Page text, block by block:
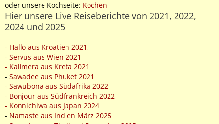
oder unsere Kochseite: Kochen
Hier unsere Live Reiseberichte von 2021, 2022,
2024 und 2025
- Hallo aus Kroatien 2021 ,
- Servus aus Wien 2021
- Kalimera aus Kreta 2021
- Sawadee aus Phuket 2021
- Sawubona aus Südafrika 2022
- Bonjour aus Südfrankreich 2022
- Konnichiwa aus Japan 2024
- Namaste aus Indien März 2025